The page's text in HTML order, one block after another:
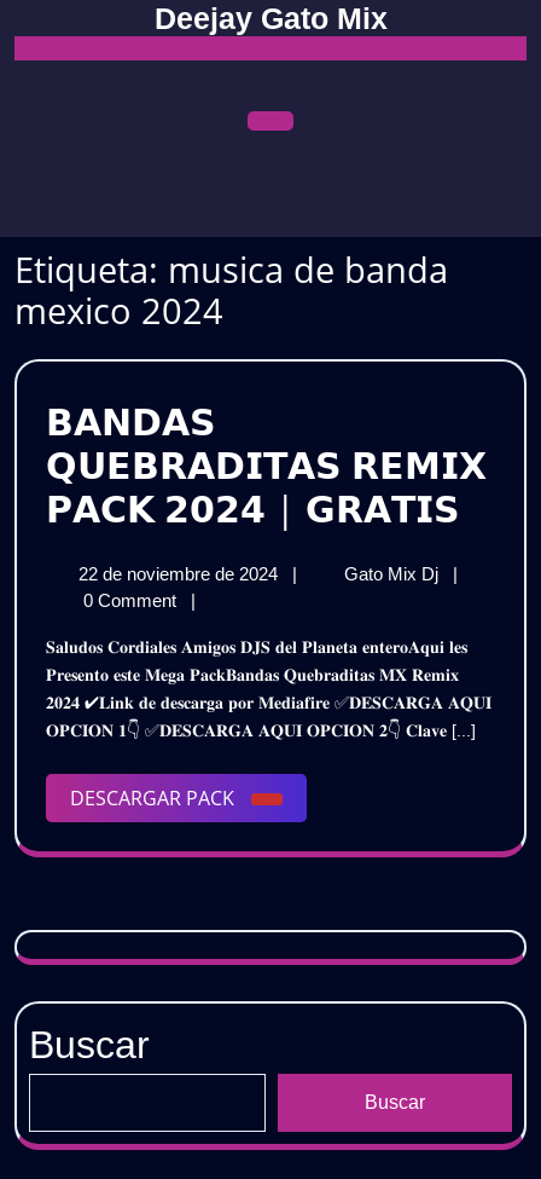
content
Deejay Gato Mix
Etiqueta: musica de banda
mexico 2024
𝗕𝗔𝗡𝗗𝗔𝗦
𝗤𝗨𝗘𝗕𝗥𝗔𝗗𝗜𝗧𝗔𝗦 𝗥𝗘𝗠𝗜𝗫
𝗣𝗔𝗖𝗞 𝟮𝟬𝟮𝟰 | 𝗚𝗥𝗔𝗧𝗜𝗦
|
22 de noviembre de 2024
22
de
2024
| Gato Mix Dj
𝗕𝗔𝗡𝗗𝗔𝗦
𝗣𝗔𝗖𝗞
𝟮𝟬𝟮𝟰
|
𝗚𝗥𝗔𝗧𝗜𝗦
|
0 Comment
|
𝐒𝐚𝐥𝐮𝐝𝐨𝐬 𝐂𝐨𝐫𝐝𝐢𝐚𝐥𝐞𝐬 𝐀𝐦𝐢𝐠𝐨𝐬 𝐃𝐉𝐒 𝐝𝐞𝐥 𝐏𝐥𝐚𝐧𝐞𝐭𝐚 𝐞𝐧𝐭𝐞𝐫𝐨𝐀𝐪𝐮𝐢 𝐥𝐞𝐬
𝐏𝐫𝐞𝐬𝐞𝐧𝐭𝐨 𝐞𝐬𝐭𝐞 𝐌𝐞𝐠𝐚 𝐏𝐚𝐜𝐤𝐁𝐚𝐧𝐝𝐚𝐬 𝐐𝐮𝐞𝐛𝐫𝐚𝐝𝐢𝐭𝐚𝐬 𝐌𝐗 𝐑𝐞𝐦𝐢𝐱
𝟐𝟎𝟐𝟒 ✔𝐋𝐢𝐧𝐤 𝐝𝐞 𝐝𝐞𝐬𝐜𝐚𝐫𝐠𝐚 𝐩𝐨𝐫 𝐌𝐞𝐝𝐢𝐚𝐟𝐢𝐫𝐞 ✅𝐃𝐄𝐒𝐂𝐀𝐑𝐆𝐀 𝐀𝐐𝐔𝐈
𝐎𝐏𝐂𝐈𝐎𝐍 𝟏👇 ✅𝐃𝐄𝐒𝐂𝐀𝐑𝐆𝐀 𝐀𝐐𝐔𝐈 𝐎𝐏𝐂𝐈𝐎𝐍 𝟐👇 𝐂𝐥𝐚𝐯𝐞 [...]
DESCARGAR PACK
DESCARGAR
PACK
Buscar
Buscar